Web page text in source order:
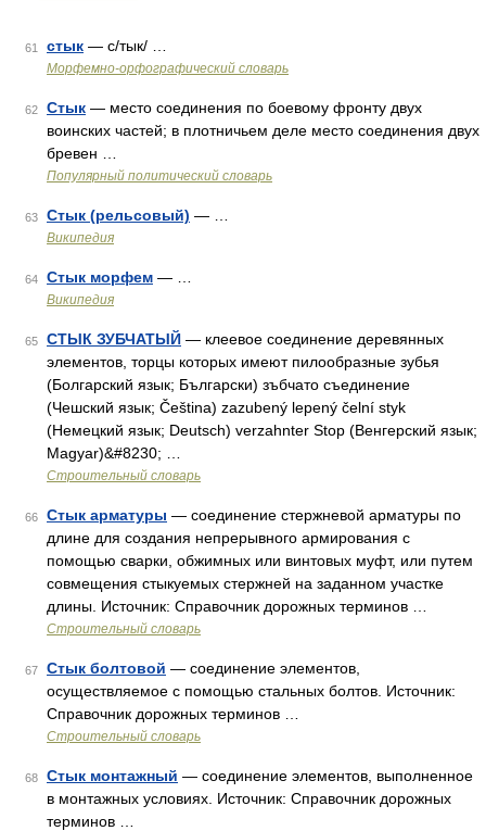
61 стык — с/тык/ …
Морфемно-орфографический словарь
62 Стык — место соединения по боевому фронту двух
воинских частей; в плотничьем деле место соединения двух
бревен …
Популярный политический словарь
63 Стык (рельсовый) — …
Википедия
64 Стык морфем — …
Википедия
65 СТЫК ЗУБЧАТЫЙ — клеевое соединение деревянных
элементов, торцы которых имеют пилообразные зубья
(Болгарский язык; Български) зъбчато съединение
(Чешский язык; Čeština) zazubený lepený čelní styk
(Немецкий язык; Deutsch) verzahnter Stop (Венгерский язык;
Magyar)&#8230; …
Строительный словарь
66 Стык арматуры — соединение стержневой арматуры по
длине для создания непрерывного армирования с
помощью сварки, обжимных или винтовых муфт, или путем
совмещения стыкуемых стержней на заданном участке
длины. Источник: Справочник дорожных терминов …
Строительный словарь
67 Стык болтовой — соединение элементов,
осуществляемое с помощью стальных болтов. Источник:
Справочник дорожных терминов …
Строительный словарь
68 Стык монтажный — соединение элементов, выполненное
в монтажных условиях. Источник: Справочник дорожных
терминов …